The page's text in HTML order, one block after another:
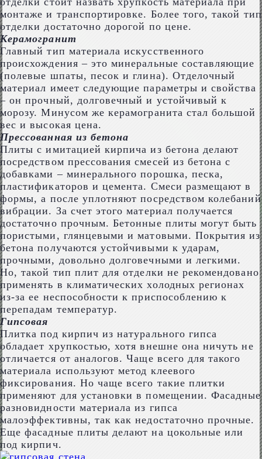
монтаже и транспортировке. Более того, такой тип
отделки достаточно дорогой по цене.
Керамогранит
Главный тип материала искусственного
происхождения – это минеральные составляющие
(полевые шпаты, песок и глина). Отделочный
материал имеет следующие параметры и свойства
– он прочный, долговечный и устойчивый к
морозу. Минусом же керамогранита стал большой
вес и высокая цена.
Прессованная из бетона
Плиты с имитацией кирпича из бетона делают
посредством прессования смесей из бетона с
добавками – минерального порошка, песка,
пластификаторов и цемента. Смеси размещают в
формы, а после уплотняют посредством колебаний
вибрации. За счет этого материал получается
достаточно прочным. Бетонные плиты могут быть
пористыми, глянцевыми и матовыми. Покрытия из
бетона получаются устойчивыми к ударам,
прочными, довольно долговечными и легкими.
Но, такой тип плит для отделки не рекомендовано
применять в климатических холодных регионах
из-за ее неспособности к приспособлению к
перепадам температур.
Гипсовая
Плитка под кирпич из натурального гипса
обладает хрупкостью, хотя внешне она ничуть не
отличается от аналогов. Чаще всего для такого
материала используют метод клеевого
фиксирования. Но чаще всего такие плитки
применяют для установки в помещении. Фасадные
разновидности материала из гипса
малоэффективны, так как недостаточно прочные.
Еще фасадные плиты делают на цокольные или
под кирпич.